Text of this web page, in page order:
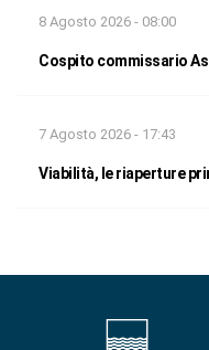
8 Agosto 2026 - 08:00
Cospito commissario
7 Agosto 2026 - 17:43
Viabilità, le riaperture